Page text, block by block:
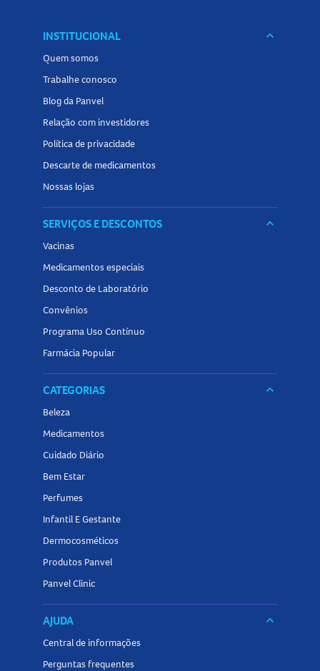
INSTITUCIONAL keyboard_arrow_down
Quem somos
Trabalhe conosco
Blog da Panvel
Relação com investidores
Política de privacidade
Descarte de medicamentos
Nossas lojas
SERVIÇOS E DESCONTOS keyboard_arrow_down
Vacinas
Medicamentos especiais
Desconto de Laboratório
Convênios
Programa Uso Contínuo
Farmácia Popular
CATEGORIAS keyboard_arrow_down
Beleza
Medicamentos
Cuidado Diário
Bem Estar
Perfumes
Infantil E Gestante
Dermocosméticos
Produtos Panvel
Panvel Clinic
AJUDA keyboard_arrow_down
Central de informações
Perguntas frequentes